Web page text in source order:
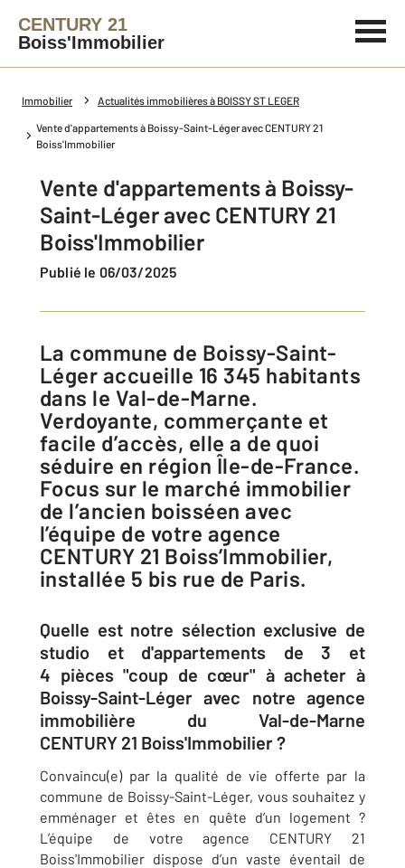
CENTURY 21
Boiss'Immobilier
Immobilier Actualités immobilières à BOISSY ST LEGER
Vente d'appartements à Boissy-Saint-Léger avec CENTURY 21
Boiss'Immobilier
Vente d'appartements à Boissy-
Saint-Léger avec CENTURY 21
Boiss'Immobilier
Publié le 06/03/2025
La commune de Boissy-Saint-
Léger accueille 16 345 habitants
dans le Val-de-Marne.
Verdoyante, commerçante et
facile d’accès, elle a de quoi
séduire en région Île-de-France.
Focus sur le marché immobilier
de l’ancien boisséen avec
l’équipe de votre agence
CENTURY 21 Boiss’Immobilier,
installée 5 bis rue de Paris.
Quelle est notre sélection exclusive de
studio et d'appartements de 3 et
4 pièces "coup de cœur" à acheter à
Boissy-Saint-Léger avec notre agence
immobilière du Val-de-Marne
CENTURY 21 Boiss'Immobilier ?
Convaincu(e) par la qualité de vie offerte par la
commune de Boissy-Saint-Léger, vous souhaitez y
emménager et êtes en quête d’un logement ?
L’équipe de votre agence CENTURY 21
Boiss'Immobilier dispose d’un vaste éventail de